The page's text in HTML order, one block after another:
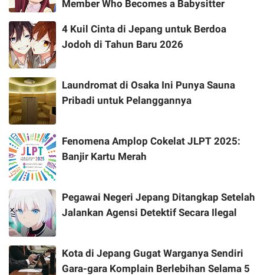
Member Who Becomes a Babysitter
4 Kuil Cinta di Jepang untuk Berdoa
Jodoh di Tahun Baru 2026
Laundromat di Osaka Ini Punya Sauna
Pribadi untuk Pelanggannya
Fenomena Amplop Cokelat JLPT 2025:
Banjir Kartu Merah
Pegawai Negeri Jepang Ditangkap Setelah
Jalankan Agensi Detektif Secara Ilegal
Kota di Jepang Gugat Warganya Sendiri
Gara-gara Komplain Berlebihan Selama 5